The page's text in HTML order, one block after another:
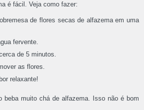
é fácil. Veja como fazer:
de flores secas de alfazema em uma
fervente.
de 5 minutos.
as flores.
relaxante!
beba muito chá de alfazema. Isso não é bom